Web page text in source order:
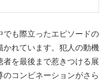
でも際立ったエピソードの
れています。犯人の動機
を最後まで惹きつける展
コンビネーションがさら